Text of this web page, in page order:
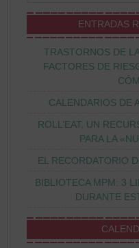
ENTRADAS
TRASTORNOS DE
FACTORES DE
CALENDARIOS DE
ROLL’EAT, UN
PARA LA
EL RECORDATORIO
BIBLIOTECA MPM: 3
DURANTE